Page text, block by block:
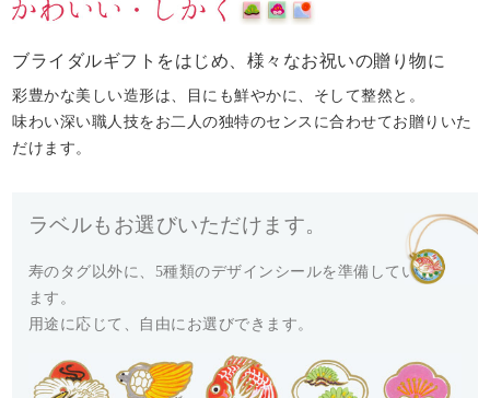
ブライダルギフトをはじめ、様々なお祝いの贈り物に
彩豊かな美しい造形は、目にも鮮やかに、そして整然と。
味わい深い職人技をお二人の独特のセンスに合わせてお贈りいた
だけます。
ラベルもお選びいただけます。
寿のタグ以外に、5種類のデザインシールを準備してい
ます。
用途に応じて、自由にお選びできます。